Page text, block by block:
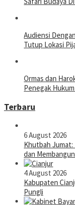
Audiensi
Tutup Lokasi
Ormas dan
Penegak
Terbaru
6 August 2026
Khutbah Jumat:
dan
4 August 2026
Kabupaten
Pungli